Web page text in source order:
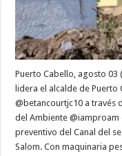
Puerto Cabello, agosto 03
lidera el alcalde de Puerto
@betancourtjc10 a través
del Ambiente
preventivo del Canal del
Salom. Con maquinaria